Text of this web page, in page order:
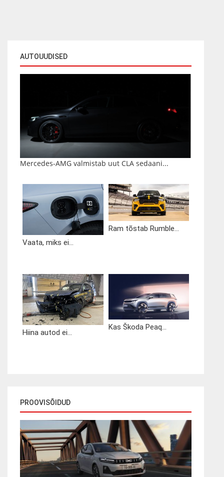
AUTOUUDISED
Mercedes-AMG valmistab uut CLA sedaani...
Vaata, miks ei...
Ram tõstab Rumble...
Hiina autod ei...
Kas Škoda Peaq...
PROOVISÕIDUD